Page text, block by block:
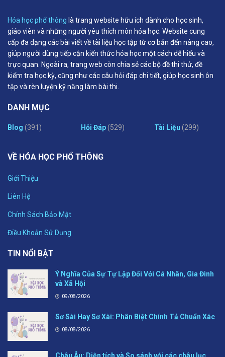
Hóa học phổ thông là trang website hữu ích dành cho học sinh,
giáo viên và những người yêu thích môn hóa học. Website cung
cấp đa dạng các bài viết về tài liệu học tập từ cơ bản đến nâng cao,
giúp người dùng tiếp cận kiến thức hóa học một cách dễ hiểu và
trực quan. Ngoài ra, trang web còn chia sẻ các bộ đề thi thử, đề
kiểm tra học kỳ, cũng như các câu hỏi đáp chi tiết, giúp học sinh ôn
tập và rèn luyện kỹ năng làm bài thi.
DANH MỤC
Blog (391) Hỏi Đáp(529) Tài Liệu (299)
VỀ HÓA HỌC PHỔ THÔNG
Giới Thiệu
Liên Hệ
Chính Sách Bảo Mật
Điều Khoản Sử Dụng
TIN NỔI BẬT
Ý Nghĩa Của Sự Tự Lập Đối Với Cá Nhân, Gia Đình
và Xã Hội
09/08/2026
Sơ Sài Hay Sơ Xài: Phân Biệt Chính Tả Chuẩn Xác
08/08/2026